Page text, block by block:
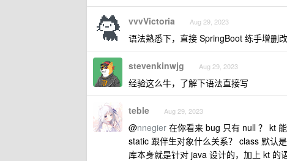
vvvVictoria Aug 29, 2023
语法熟悉下，直接 SpringBoot 练手增删
stevenkinwjg Aug 29, 2023
经验这么牛，了解下语法直接写
teble Aug 29, 2023
@nnegier 在你看来 bug 只有 null ？ kt
static 跟伴生对象什么关系？ class 默认
库本身就是针对 java 设计的，加上 kt 的